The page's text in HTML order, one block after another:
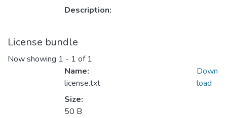
Description:
License bundle
Now showing 1 - 1 of 1
Name:
license.txt
Size:
50 B
Down
load